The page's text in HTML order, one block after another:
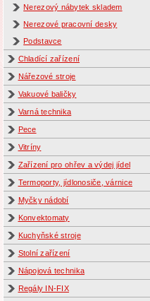
Nerezový nábytek skladem
Nerezové pracovní desky
Podstavce
Chladící zařízení
Nářezové stroje
Vakuové baličky
Varná technika
Pece
Vitríny
Zařízení pro ohřev a výdej jídel
Termoporty, jídlonosiče, várnice
Myčky nádobí
Konvektomaty
Kuchyňské stroje
Stolní zařízení
Nápojová technika
Regály IN-FIX